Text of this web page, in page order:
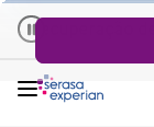
de Crédito
mês